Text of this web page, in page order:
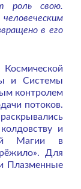
роль свою.
в его
и Системы
контролем
потоков.
и
Магии в
Для
Плазменные